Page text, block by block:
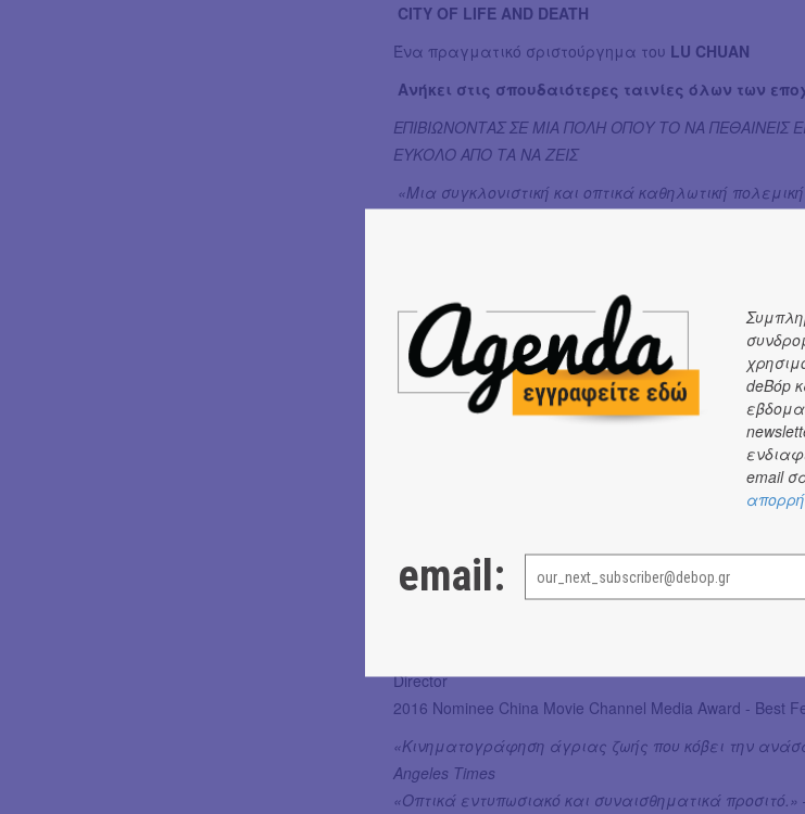
CITY OF LIFE AND DEATH
Ένα πραγματικό σριστούργημα του LU CHUAN
Ανήκει στις σπουδαιότερες ταινίες όλων των
ΕΠΙΒΙΩΝΟΝΤΑΣ ΣΕ ΜΙΑ ΠΟΛΗ ΟΠΟΥ ΤΟ ΝΑ ΠΕΘΑΙΝΕΙΣ
ΕΥΚΟΛΟ ΑΠΟ ΤΑ ΝΑ ΖΕΙΣ
«Μια συγκλονιστική και οπτικά καθηλωτική
2009 WINNER ASIA PACIFIC SCREEN AWARDS
2010 WINNER ASIAN FILM AWARDS
2009 WINNER GOLDEN HORSE FILM FESTIVAL
2009 WINNER SAN SEBASTIAN INTERNATIONAL FILM
BORN IN CHINA
ΕΠΙΚΗ ΟΜΟΡΦΙΑ, ΚΡΥΜΜΕΝΟ ΜΕΓΑΛΕΙΟ, ΑΤΕΛΕΙΩΤΟ
Ένα εξαιρετικά καλοδουλεμένο φυσιολατρικό
2017 Winner Golden Crane Award China-Japan Film
Director
2016 Nominee China Movie Channel Media Award - Best
«Κινηματογράφηση άγριας ζωής που κόβει την
Angeles Times
«Οπτικά εντυπωσιακό και συναισθηματικά προσιτό.»
deBόp
email
email: